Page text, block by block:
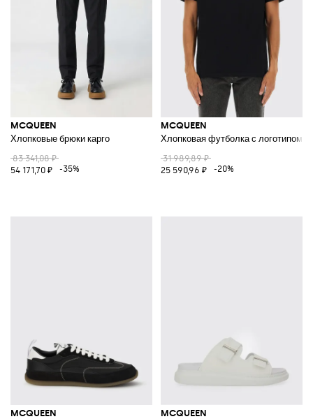
MCQUEEN
Хлопковые брюки карго
83 341,08 ₽
54 171,70 ₽
-35%
MCQUEEN
Хлопковая футболка с логотипом
31 989,89 ₽
25 590,96 ₽
-20%
MCQUEEN MCQUEEN